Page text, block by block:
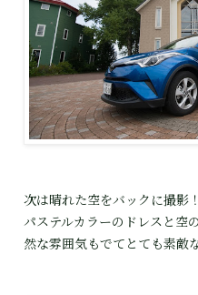
次は晴れた空をバックに撮影！
パステルカラーのドレスと空
然な雰囲気もでてとても素敵